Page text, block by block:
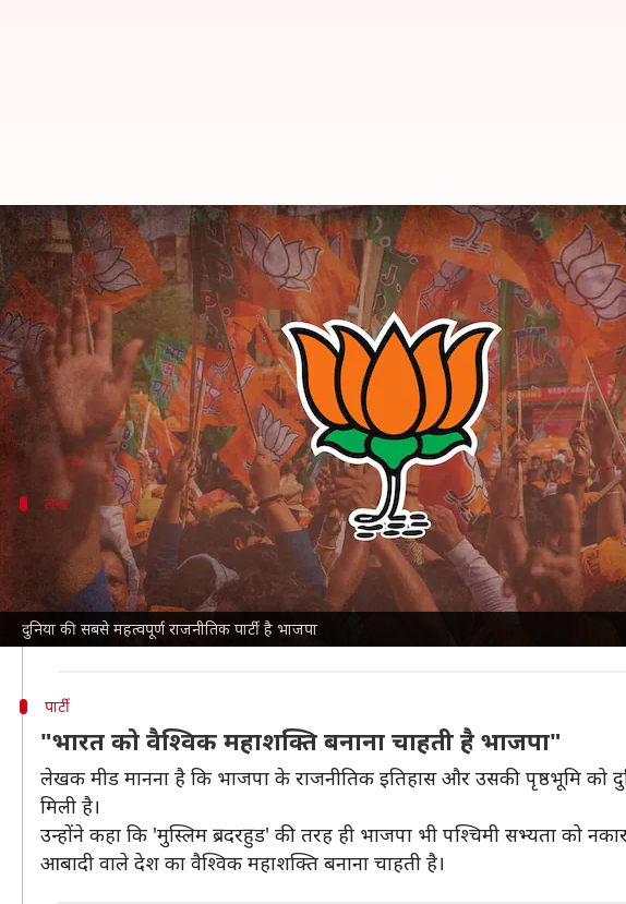
दुनिया की सबसे महत्वपूर्ण राजनीतिक पार्टी है भाजपा
भाजपा है दुनिया की सबसे महत्वपूर्ण विदेशी
लेखन नवीन Mar 21, 2023 02:34 pm
क्या है खबर?
भाजपा दुनिया की सबसे महत्वपूर्ण विदेशी राजनीतिक पार्टियों में से एक है।
वॉल्टर रसेल मीड द्वारा लिखे गए इस लेख में कहा गया है कि अमेरिकी हितों
लेख
अमेरिकी नीतियों के लिए महत्वपूर्ण क्यों है भारत?
इस लेख में लिखा गया है कि 2014 और 2019 में लगातार जीत के बाद भाजपा
साथ हिंद-प्रशांत में अमेरिकी नीतियों के लिए महत्वपूर्ण बन गया है।
आगे लिखा है कि निकट भविष्य में भाजपा ही भारत को सशक्त करेगी और उसकी
पार्टी
"भारत को वैश्विक महाशक्ति बनाना चाहती है भाजपा"
लेखक मीड मानना है कि भाजपा के राजनीतिक इतिहास और उसकी पृष्ठभूमि को
मिली है।
उन्होंने कहा कि 'मुस्लिम ब्रदरहुड' की तरह ही भाजपा भी पश्चिमी सभ्यता को
आबादी वाले देश का वैश्विक महाशक्ति बनाना चाहती है।